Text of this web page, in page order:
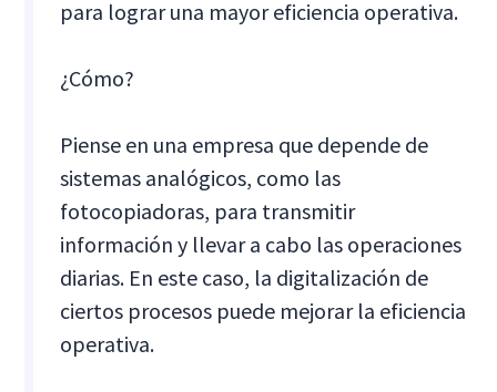
para lograr una mayor eficiencia operativa.
¿Cómo?
Piense en una empresa que depende de
sistemas analógicos, como las
fotocopiadoras, para transmitir
información y llevar a cabo las operaciones
diarias. En este caso, la digitalización de
ciertos procesos puede mejorar la eficiencia
operativa.